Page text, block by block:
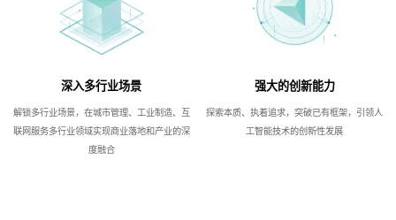
深入多行业场景
解锁多行业场景，在城市管理、工业制造、互
联网服务多行业领域实现商业落地和产业的深
度融合
强大的创新能力
探索本质、执着追求，突破已有框架，引领人
工智能技术的创新性发展